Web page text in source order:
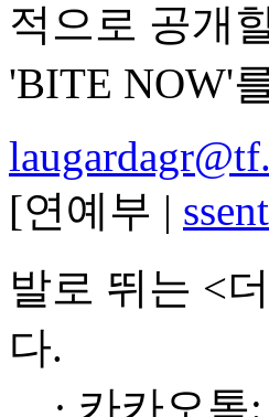
적으로 공개
'BITE NOW'
[연예부 |
발로 뛰는 <
다.
· 카카오